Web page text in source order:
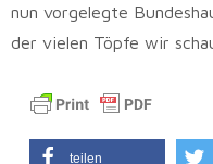
nun vorgelegte
der vielen Töpfe wir
teilen